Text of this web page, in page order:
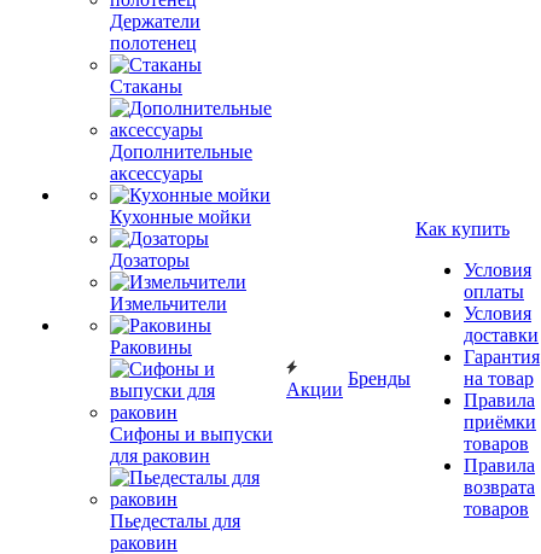
Держатели
полотенец
Стаканы
Дополнительные
аксессуары
Кухонные мойки
Дозаторы
Измельчители
Раковины
Сифоны и выпуски
для раковин
Пьедесталы для
раковин
Акции
Бренды
Как купить
Условия
оплаты
Условия
доставки
Гарантия
на товар
Правила
приёмки
товаров
Правила
возврата
товаров